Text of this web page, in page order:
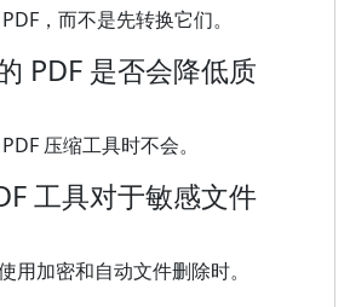
，而不是先转换它们。
PDF 是否会降低质
压缩工具时不会。
工具对于敏感文件
用加密和自动文件删除时。